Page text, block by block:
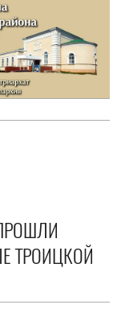
ТРОИЦКОЙ